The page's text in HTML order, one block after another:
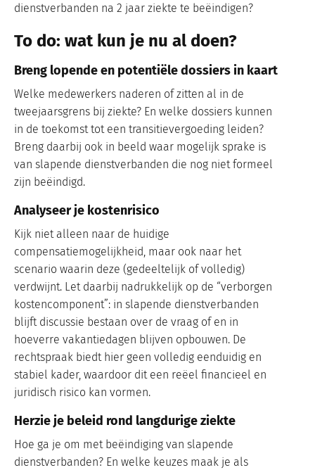
dienstverbanden na 2 jaar ziekte te beëindigen?
To do: wat kun je nu al doen?
Breng lopende en potentiële dossiers in kaart
Welke medewerkers naderen of zitten al in de
tweejaarsgrens bij ziekte? En welke dossiers kunnen
in de toekomst tot een transitievergoeding leiden?
Breng daarbij ook in beeld waar mogelijk sprake is
van slapende dienstverbanden die nog niet formeel
zijn beëindigd.
Analyseer je kostenrisico
Kijk niet alleen naar de huidige
compensatiemogelijkheid, maar ook naar het
scenario waarin deze (gedeeltelijk of volledig)
verdwijnt. Let daarbij nadrukkelijk op de “verborgen
kostencomponent”: in slapende dienstverbanden
blijft discussie bestaan over de vraag of en in
hoeverre vakantiedagen blijven opbouwen. De
rechtspraak biedt hier geen volledig eenduidig en
stabiel kader, waardoor dit een reëel financieel en
juridisch risico kan vormen.
Herzie je beleid rond langdurige ziekte
Hoe ga je om met beëindiging van slapende
dienstverbanden? En welke keuzes maak je als